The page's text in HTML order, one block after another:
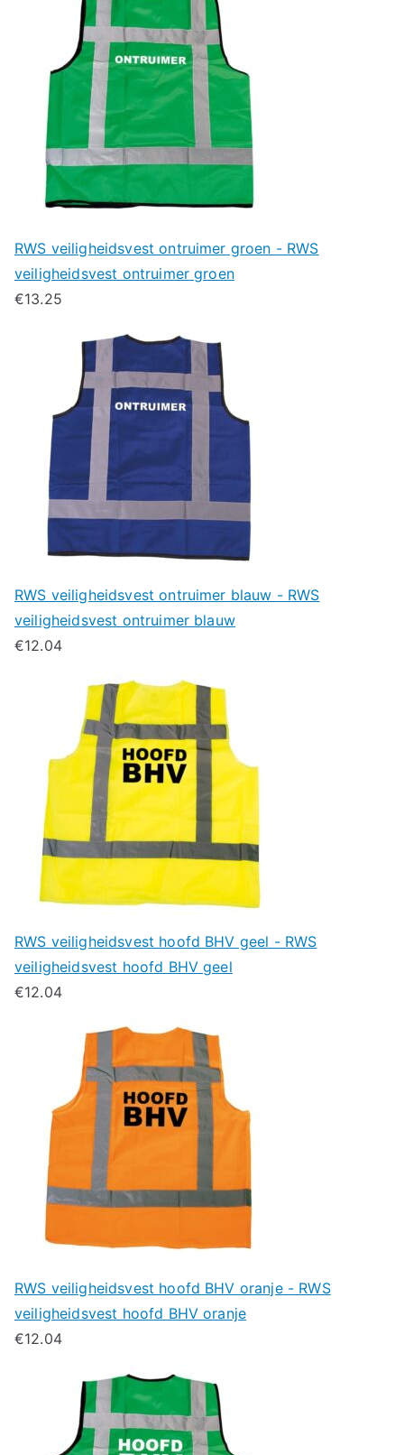
RWS veiligheidsvest ontruimer groen - RWS
veiligheidsvest ontruimer groen
€13.25
RWS veiligheidsvest ontruimer blauw - RWS
veiligheidsvest ontruimer blauw
€12.04
RWS veiligheidsvest hoofd BHV geel - RWS
veiligheidsvest hoofd BHV geel
€12.04
RWS veiligheidsvest hoofd BHV oranje - RWS
veiligheidsvest hoofd BHV oranje
€12.04